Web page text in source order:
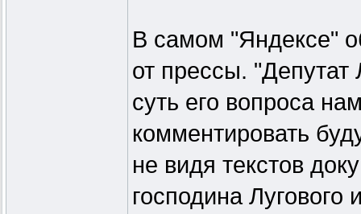
В самом "Яндексе"
от прессы.
суть его вопроса
комментировать
не видя текстов
господина Лугового